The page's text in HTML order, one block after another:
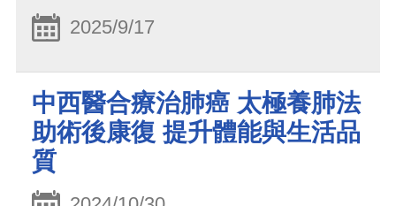
2025/9/17
中西醫合療治肺癌 太極養肺法
助術後康復 提升體能與生活品
質